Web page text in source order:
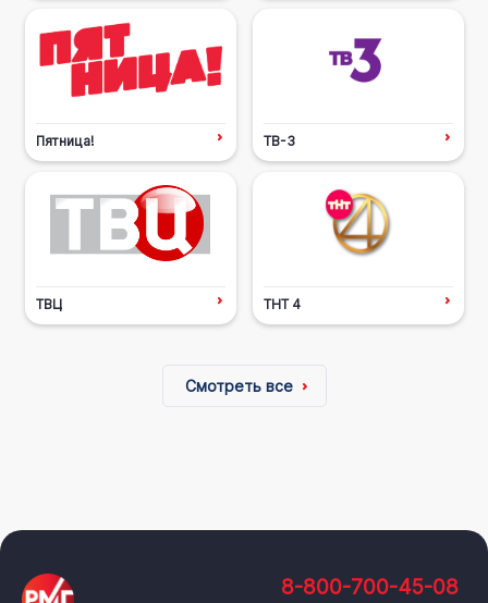
Пятница! ТВ-3
ТВЦ ТНТ 4
Смотреть все
8-800-700-45-08